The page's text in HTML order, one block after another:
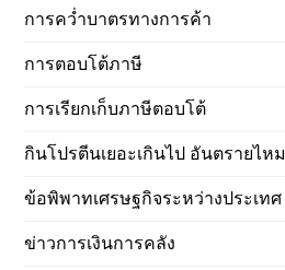
การคว่ำบาตรทางการค้า
การตอบโต้ภาษี
การเรียกเก็บภาษีตอบโต้
กินโปรตีนเยอะเกินไป อันตรายไหม
ข้อพิพาทเศรษฐกิจระหว่างประเทศ
ข่าวการเงินการคลัง